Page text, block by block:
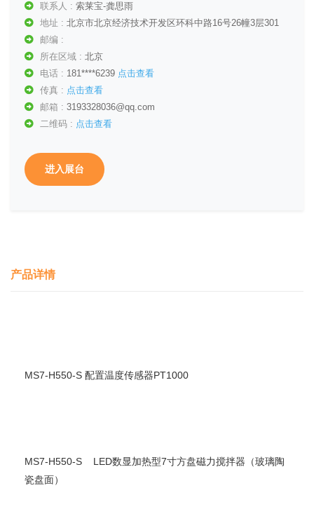
联系人 : 索莱宝-龚思雨
地址 : 北京市北京经济技术开发区环科中路16号26幢3层301
邮编 :
所在区域 : 北京
电话 : 181****6239 点击查看
传真 : 点击查看
邮箱 : 3193328036@qq.com
二维码 : 点击查看
进入展台
产品详情
MS7-H550-S 配置温度传感器PT1000
MS7-H550-S LED数显加热型7寸方盘磁力搅拌器 （玻璃陶
瓷盘面）